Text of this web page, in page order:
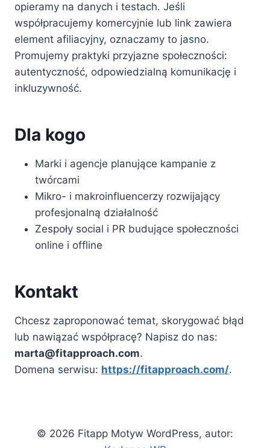
opieramy na danych i testach. Jeśli
współpracujemy komercyjnie lub link zawiera
element afiliacyjny, oznaczamy to jasno.
Promujemy praktyki przyjazne społeczności:
autentyczność, odpowiedzialną komunikację i
inkluzywność.
Dla kogo
Marki i agencje planujące kampanie z
twórcami
Mikro- i makroinfluencerzy rozwijający
profesjonalną działalność
Zespoły social i PR budujące społeczności
online i offline
Kontakt
Chcesz zaproponować temat, skorygować błąd
lub nawiązać współpracę? Napisz do nas:
marta@fitapproach.com.
Domena serwisu: https://fitapproach.com/.
© 2026 Fitapp Motyw WordPress, autor: